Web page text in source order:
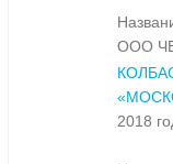
ООО
2018